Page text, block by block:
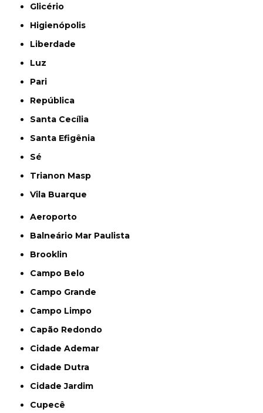
Glicério
Higienópolis
Liberdade
Luz
Pari
República
Santa Cecília
Santa Efigênia
Sé
Trianon Masp
Vila Buarque
Aeroporto
Balneário Mar Paulista
Brooklin
Campo Belo
Campo Grande
Campo Limpo
Capão Redondo
Cidade Ademar
Cidade Dutra
Cidade Jardim
Cupecê